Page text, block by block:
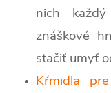
nich
znáškové
stačiť umyť
Kŕmidla